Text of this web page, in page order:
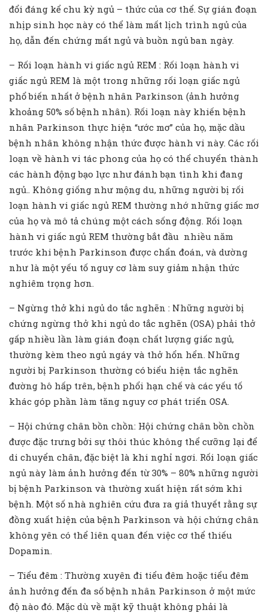
đổi đáng kể chu kỳ ngủ – thức của cơ thể. Sự gián đoạn
nhịp sinh học này có thể làm mất lịch trình ngủ của
họ, dẫn đến chứng mất ngủ và buồn ngủ ban ngày.
– Rối loạn hành vi giấc ngủ REM : Rối loạn hành vi
giấc ngủ REM là một trong những rối loạn giấc ngủ
phổ biến nhất ở bệnh nhân Parkinson (ảnh hưởng
khoảng 50% số bệnh nhân). Rối loạn này khiến bệnh
nhân Parkinson thực hiện “ước mơ” của họ, mặc dầu
bệnh nhân không nhận thức được hành vi này. Các rối
loạn về hành vi tác phong của họ có thể chuyển thành
các hành động bạo lực như đánh bạn tình khi đang
ngủ.. Không giống như mộng du, những người bị rối
loạn hành vi giấc ngủ REM thường nhớ những giấc mơ
của họ và mô tả chúng một cách sống động. Rối loạn
hành vi giấc ngủ REM thường bắt đầu nhiều năm
trước khi bệnh Parkinson được chẩn đoán, và dường
như là một yếu tố nguy cơ làm suy giảm nhận thức
nghiêm trọng hơn.
– Ngừng thở khi ngủ do tắc nghẽn : Những người bị
chứng ngừng thở khi ngủ do tắc nghẽn (OSA) phải thở
gấp nhiều lần làm gián đoạn chất lượng giấc ngủ,
thường kèm theo ngủ ngáy và thở hổn hển. Những
người bị Parkinson thường có biểu hiện tắc nghẽn
đường hô hấp trên, bệnh phổi hạn chế và các yếu tố
khác góp phần làm tăng nguy cơ phát triển OSA.
– Hội chứng chân bồn chồn: Hội chứng chân bồn chồn
được đặc trưng bởi sự thôi thúc không thể cưỡng lại để
di chuyển chân, đặc biệt là khi nghỉ ngơi. Rối loạn giấc
ngủ này làm ảnh hưởng đến từ 30% – 80% những người
bị bệnh Parkinson và thường xuất hiện rất sớm khi
bệnh. Một số nhà nghiên cứu đưa ra giả thuyết rằng sự
đồng xuất hiện của bệnh Parkinson và hội chứng chân
không yên có thể liên quan đến việc cơ thể thiếu
Dopamin.
– Tiểu đêm : Thường xuyên đi tiểu đêm hoặc tiểu đêm
ảnh hưởng đến đa số bệnh nhân Parkinson ở một mức
độ nào đó. Mặc dù về mặt kỹ thuật không phải là